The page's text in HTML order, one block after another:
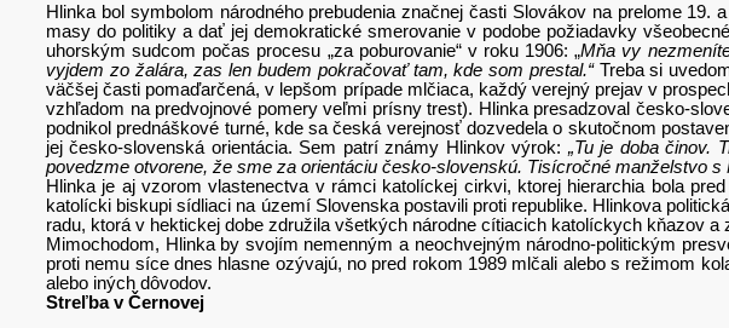
Hlinka bol symbolom národného prebudenia značnej časti Slovákov na prelome
masy do politiky a dať jej demokratické smerovanie v podobe požiadavky
uhorským sudcom počas procesu „za poburovanie“ v roku 1906: „Mňa vy
vyjdem zo žalára, zas len budem pokračovať tam, kde som prestal.“ Treba si
väčšej časti pomaďarčená, v lepšom prípade mlčiaca, každý verejný prejav v
vzhľadom na predvojnové pomery veľmi prísny trest). Hlinka presadzoval česko-
podnikol prednáškové turné, kde sa česká verejnosť dozvedela o skutočnom
jej česko-slovenská orientácia. Sem patrí známy Hlinkov výrok: „Tu je doba činov.
povedzme otvorene, že sme za orientáciu česko-slovenskú. Tisícročné manželstvo
Hlinka je aj vzorom vlastenectva v rámci katolíckej cirkvi, ktorej hierarchia bola
katolícki biskupi sídliaci na území Slovenska postavili proti republike. Hlinkova
radu, ktorá v hektickej dobe združila všetkých národne cítiacich katolíckych kňazov
Mimochodom, Hlinka by svojím nemenným a neochvejným národno-politickým
proti nemu síce dnes hlasne ozývajú, no pred rokom 1989 mlčali alebo s režimom
alebo iných dôvodov.
Streľba v Černovej